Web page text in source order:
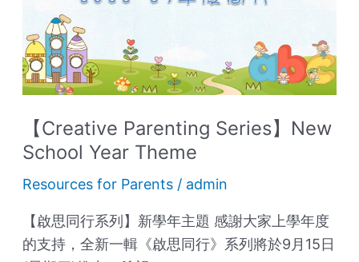
【Creative Parenting Series】New
School Year Theme
Resources for Parents/ admin
【啟思同行系列】新學年主題 感謝大家上學年度
的支持，全新一輯《啟思同行》系列將於9月15日
School
Year
Theme